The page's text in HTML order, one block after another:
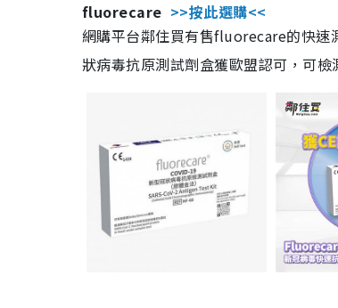
fluorecare >>按此選購<<
網購平台鄰住買有售fluorecare的快速
狀病毒抗原測試劑盒獲歐盟認可，可